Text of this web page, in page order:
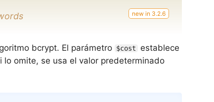
bcrypt. El parámetro $cost
establece
omite, se usa el valor predeterminado